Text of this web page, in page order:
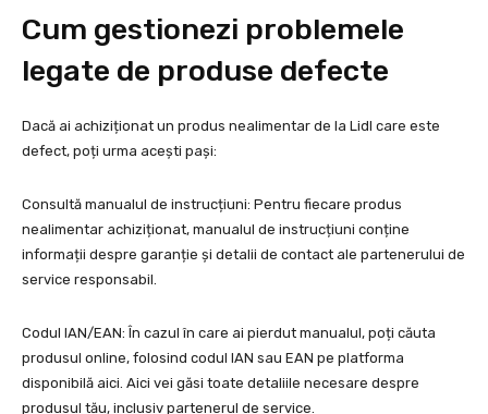
Cum gestionezi problemele
legate de produse defecte
Dacă ai achiziționat un produs nealimentar de la Lidl care este
defect, poți urma acești pași:
Consultă manualul de instrucțiuni: Pentru fiecare produs
nealimentar achiziționat, manualul de instrucțiuni conține
informații despre garanție și detalii de contact ale partenerului de
service responsabil.
Codul IAN/EAN: În cazul în care ai pierdut manualul, poți căuta
produsul online, folosind codul IAN sau EAN pe platforma
disponibilă aici. Aici vei găsi toate detaliile necesare despre
produsul tău, inclusiv partenerul de service.